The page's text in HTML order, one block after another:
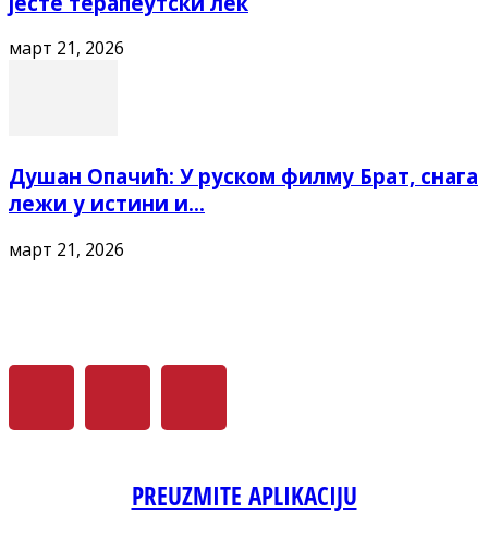
март 21, 2026
Душан Опачић: У руском филму Брат, снага
лежи у истини и...
март 21, 2026
PREUZMITE APLIKACIJU